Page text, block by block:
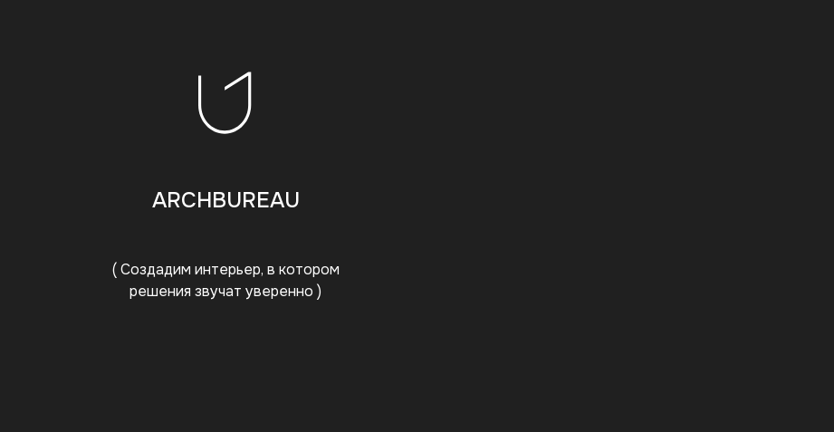
ARCHBUREAU
( Создадим интерьер, в котором
решения звучат уверенно )